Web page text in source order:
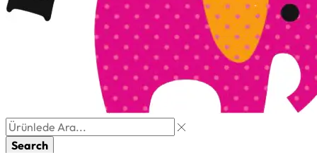
Search